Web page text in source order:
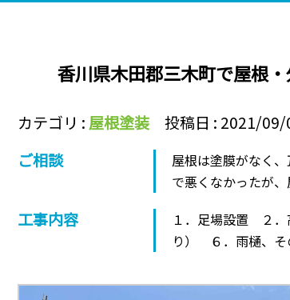
香川県木田郡三木町で屋根
カテゴリ : 屋根塗装
投稿日 : 2021/09/
ご相談
屋根は塗膜がなく
で悪くなかったが
工事内容
１．足場設置 ２
り） ６．雨樋、